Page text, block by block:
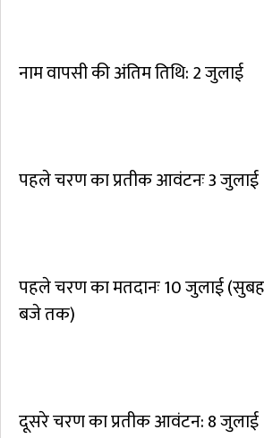
नाम वापसी की अंतिम तिथि: 2 जुलाई
पहले चरण का प्रतीक आवंटनः 3 जुलाई
पहले चरण का मतदानः 10 जुलाई
बजे तक)
दूसरे चरण का प्रतीक आवंटन: 8 जुलाई